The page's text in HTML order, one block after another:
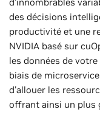
des décisions
productivité et une
NVIDIA basé sur
les données de
biais de
d'allouer les
offrant ainsi un plus